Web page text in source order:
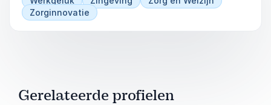
Zorginnovatie
Gerelateerde profielen